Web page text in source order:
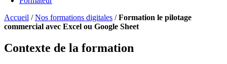
Accueil /Nos formations digitales /Formation le pilotage
commercial avec Excel ou Google Sheet
Contexte de la formation